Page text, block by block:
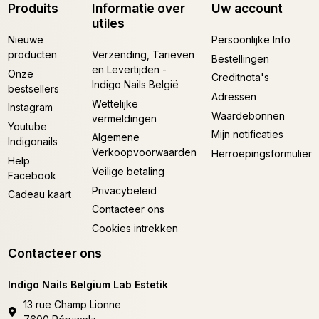
Produits
Nieuwe
producten
Onze
bestsellers
Instagram
Youtube
Indigonails
Help
Facebook
Cadeau kaart
Informatie over
utiles
Verzending, Tarieven
en Levertijden -
Indigo Nails België
Wettelijke
vermeldingen
Algemene
Verkoopvoorwaarden
Veilige betaling
Privacybeleid
Contacteer ons
Cookies intrekken
Uw account
Persoonlijke Info
Bestellingen
Creditnota's
Adressen
Waardebonnen
Mijn notificaties
Herroepingsformulier
Contacteer ons
Indigo Nails Belgium Lab Estetik
13 rue Champ Lionne